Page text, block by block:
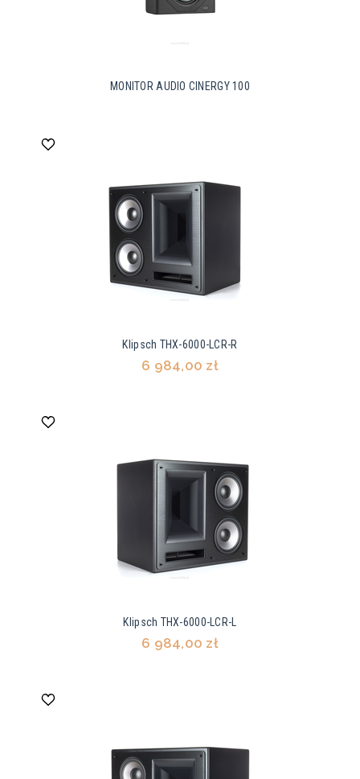
MONITOR AUDIO CINERGY 100
Klipsch THX-6000-LCR-R
6 984,00 zł
Klipsch THX-6000-LCR-L
6 984,00 zł